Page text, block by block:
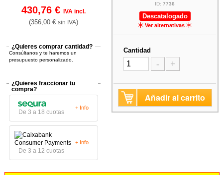
430,76 €IVA incl.
(356,00 €sin IVA)
¿Quieres comprar cantidad?
Consúltanos y te haremos un
presupuesto personalizado.
¿Quieres fraccionar tu
compra?
De 3 a 18 cuotas
+ Info
De 3 a 12 cuotas
+ Info
ID:7736
Descatalogado
Ver alternativas
Cantidad
- +
Añadir al carrito